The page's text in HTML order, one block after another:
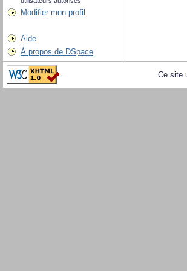
Modifier mon profil
Aide
À propos de DSpace
Ce site